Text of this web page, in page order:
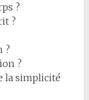
?
?
?
?
la simplicité